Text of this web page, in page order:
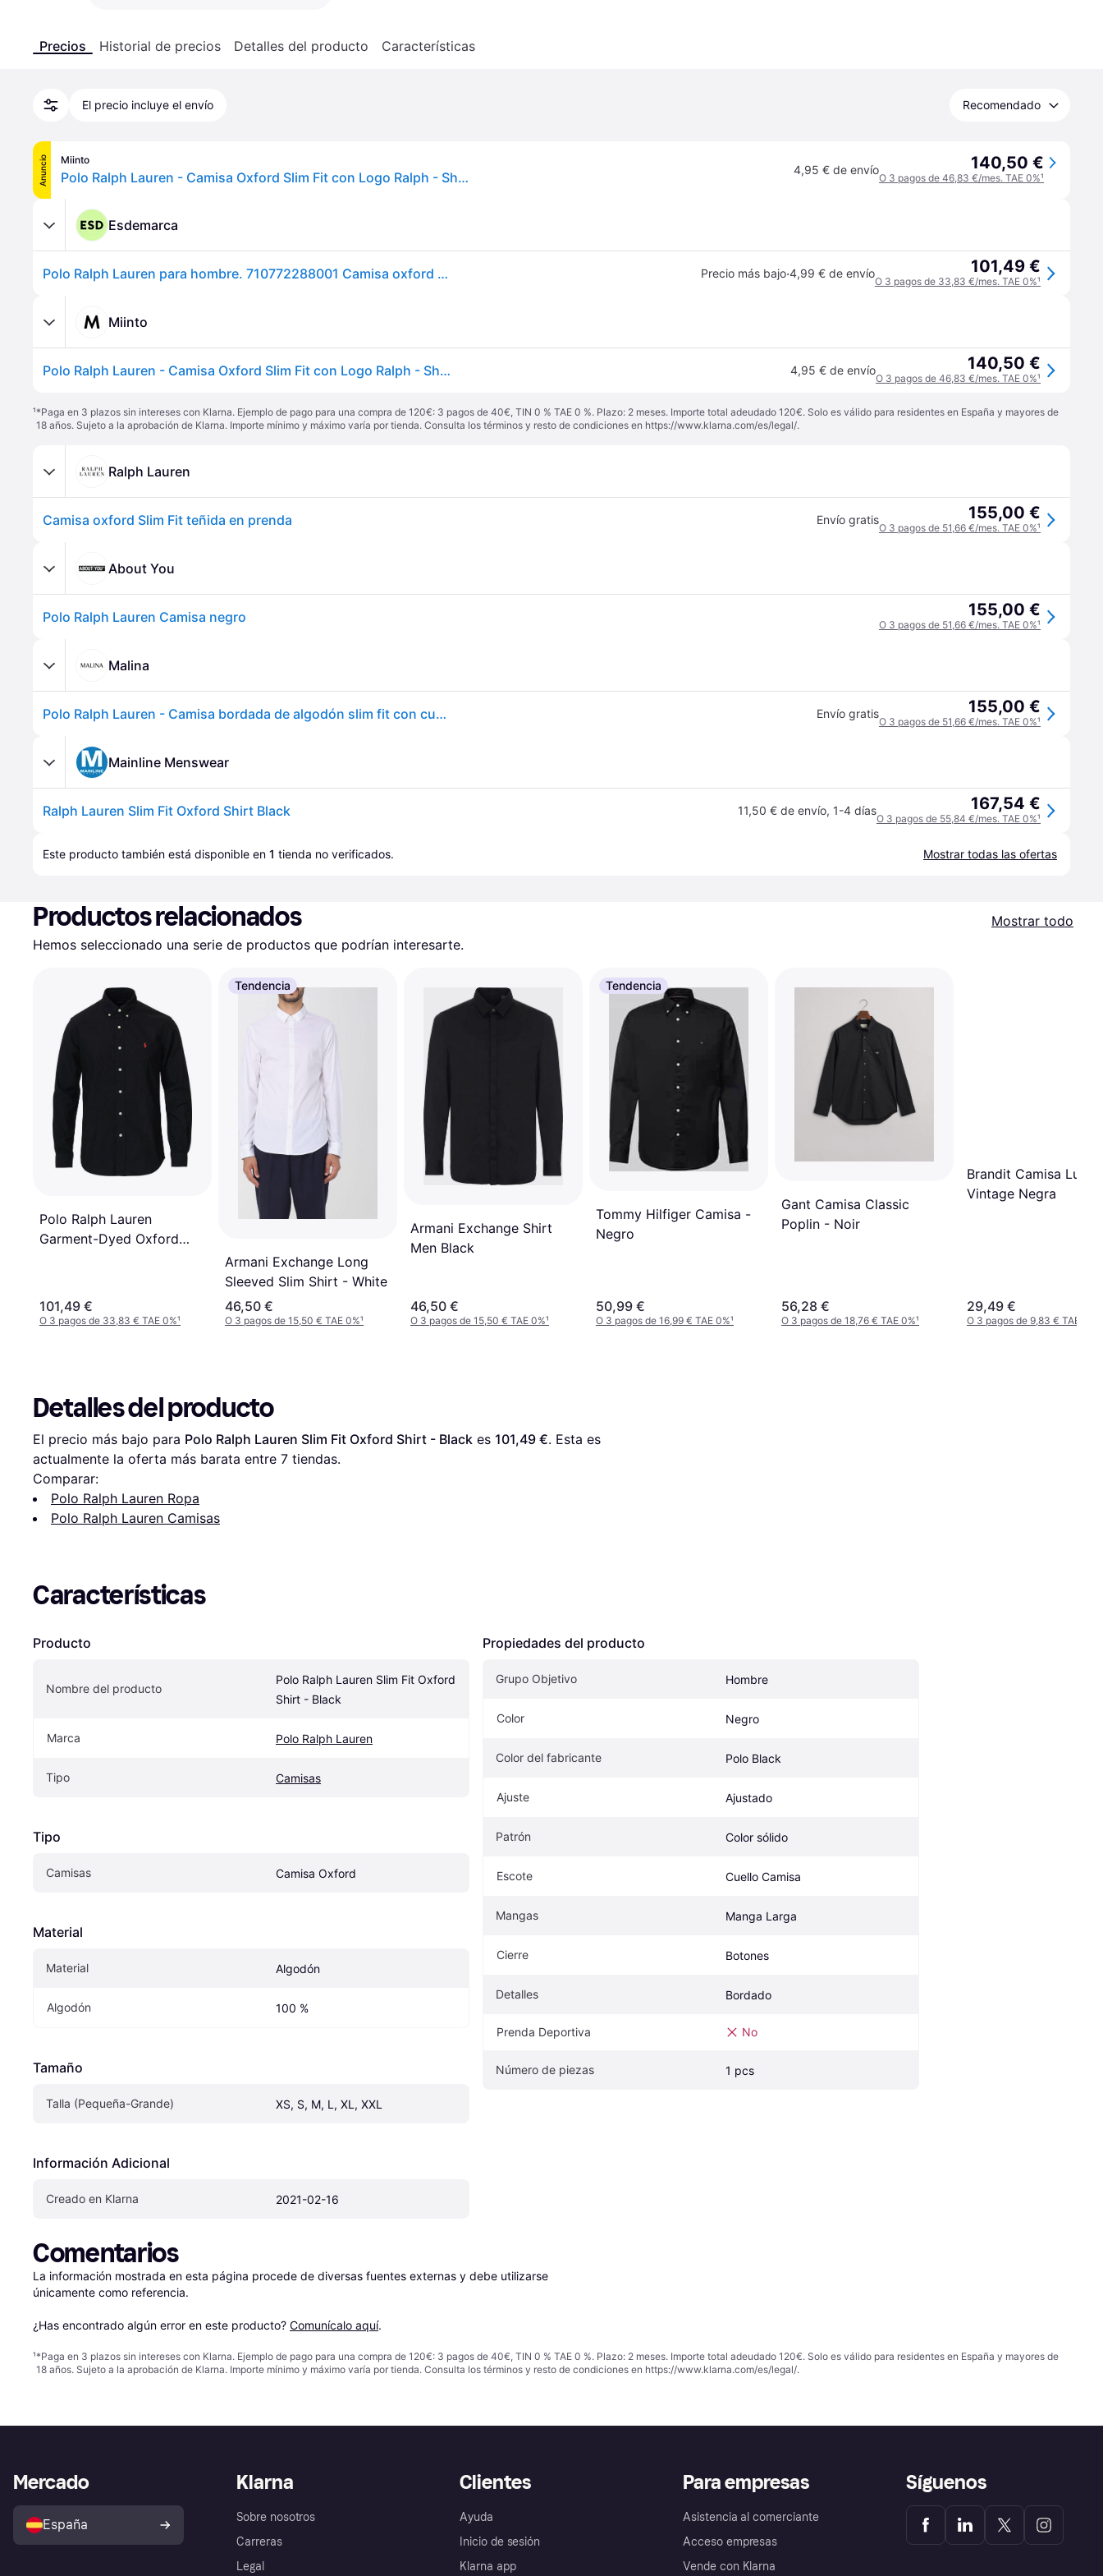
Precios Historial de precios Detalles del producto Características
El precio incluye el envío Recomendado
Anuncio Miinto
Polo Ralph Lauren - Camisa Oxford Slim Fit con Logo Ralph - Shirts - Hombre - Negro - M - 4,95 € de envío 140,50 €
O 3 pagos de 46,83 €/mes. TAE 0%¹
Esdemarca
Polo Ralph Lauren para hombre. 710772288001 Camisa oxford Slim Fit teñida en prenda negro (L), Casual, Algodón, Manga larga - Negro, Tan Precio más bajo·4,99 € de envío 101,49 €
O 3 pagos de 33,83 €/mes. TAE 0%¹
Miinto
Polo Ralph Lauren - Camisa Oxford Slim Fit con Logo Ralph - Shirts - Hombre - Negro - L - 4,95 € de envío 140,50 €
O 3 pagos de 46,83 €/mes. TAE 0%¹
¹*Paga en 3 plazos sin intereses con Klarna. Ejemplo de pago para una compra de 120€: 3 pagos de 40€, TIN 0 % TAE 0 %. Plazo: 2 meses. Importe total adeudado 120€. Solo es válido para residentes en España y mayores de
18 años. Sujeto a la aprobación de Klarna. Importe mínimo y máximo varía por tienda. Consulta los términos y resto de condiciones en https://www.klarna.com/es/legal/.
Ralph Lauren
Camisa oxford Slim Fit teñida en prenda Envío gratis 155,00 €
O 3 pagos de 51,66 €/mes. TAE 0%¹
About You
Polo Ralph Lauren Camisa negro 155,00 €
O 3 pagos de 51,66 €/mes. TAE 0%¹
Malina
Polo Ralph Lauren - Camisa bordada de algodón slim fit con cuello clásico - Talla S - Negro Envío gratis 155,00 €
O 3 pagos de 51,66 €/mes. TAE 0%¹
Mainline Menswear
Ralph Lauren Slim Fit Oxford Shirt Black 11,50 € de envío, 1-4 días 167,54 €
O 3 pagos de 55,84 €/mes. TAE 0%¹
Este producto también está disponible en 1 tienda no verificados. Mostrar todas las ofertas
Productos relacionados
Mostrar todo
Hemos seleccionado una serie de productos que podrían interesarte.
Polo Ralph Lauren
Garment-Dyed Oxford
101,49 €
O 3 pagos de 33,83 € TAE 0%¹
Tendencia
Armani Exchange Long
Sleeved Slim Shirt - White
46,50 €
O 3 pagos de 15,50 € TAE 0%¹
Armani Exchange Shirt
Men Black
46,50 €
O 3 pagos de 15,50 € TAE 0%¹
Tendencia
Tommy Hilfiger Camisa -
Negro
50,99 €
O 3 pagos de 16,99 € TAE 0%¹
Gant Camisa Classic
Poplin - Noir
56,28 €
O 3 pagos de 18,76 € TAE 0%¹
Brandit Camisa Luis
Vintage Negra
29,49 €
O 3 pagos de 9,83 € TAE 0%
Detalles del producto
El precio más bajo para Polo Ralph Lauren Slim Fit Oxford Shirt - Black es 101,49 €. Esta es
actualmente la oferta más barata entre 7 tiendas.
Comparar:
Polo Ralph Lauren Ropa
Polo Ralph Lauren Camisas
Características
Producto
Nombre del producto
Polo Ralph Lauren Slim Fit Oxford
Shirt - Black
Marca Polo Ralph Lauren
Tipo Camisas
Tipo
Camisas Camisa Oxford
Material
Material Algodón
Algodón 100 %
Tamaño
Talla (Pequeña-Grande) XS, S, M, L, XL, XXL
Información Adicional
Creado en Klarna 2021-02-16
Propiedades del producto
Grupo Objetivo Hombre
Color Negro
Color del fabricante Polo Black
Ajuste Ajustado
Patrón Color sólido
Escote Cuello Camisa
Mangas Manga Larga
Cierre Botones
Detalles Bordado
Prenda Deportiva No
Número de piezas 1 pcs
Comentarios
La información mostrada en esta página procede de diversas fuentes externas y debe utilizarse
únicamente como referencia.
¿Has encontrado algún error en este producto? Comunícalo aquí.
¹*Paga en 3 plazos sin intereses con Klarna. Ejemplo de pago para una compra de 120€: 3 pagos de 40€, TIN 0 % TAE 0 %. Plazo: 2 meses. Importe total adeudado 120€. Solo es válido para residentes en España y mayores de
18 años. Sujeto a la aprobación de Klarna. Importe mínimo y máximo varía por tienda. Consulta los términos y resto de condiciones en https://www.klarna.com/es/legal/.
Klarna
Sobre nosotros
Carreras
Legal
Clientes
Ayuda
Inicio de sesión
Klarna app
Para empresas
Asistencia al comerciante
Acceso empresas
Vende con Klarna
Mercado
España
Síguenos